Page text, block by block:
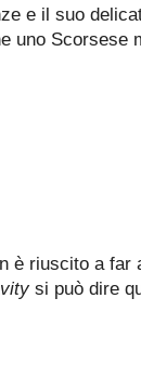
e il suo
uno Scorsese
è riuscito a far
si può dire